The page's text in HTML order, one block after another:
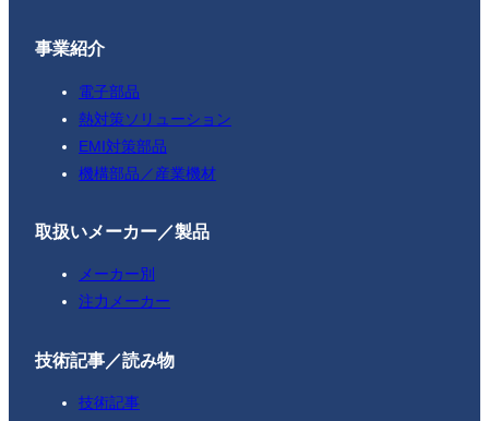
事業紹介
電子部品
熱対策ソリューション
EMI対策部品
機構部品／産業機材
取扱いメーカー／製品
メーカー別
注力メーカー
技術記事／読み物
技術記事